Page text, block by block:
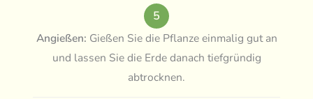
5
Angießen: Gießen Sie die Pflanze einmalig gut an
und lassen Sie die Erde danach tiefgründig
abtrocknen.